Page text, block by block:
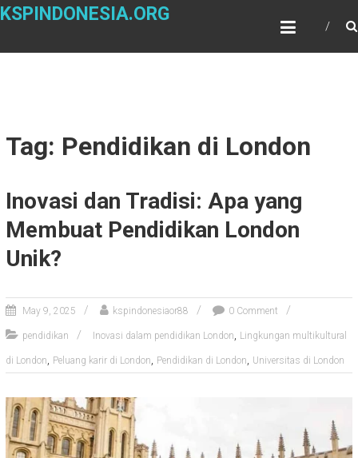
Skip
KSPINDONESIA.ORG
Tag: Pendidikan di London
Inovasi dan Tradisi: Apa yang
Membuat Pendidikan London
Unik?
May 9, 2025 kspindonesiaor88 0 Comment
pendidikan Inovasi dalam pendidikan London, Lingkungan multikultural
di London, Peluang karir di London, Pendidikan di London, Universitas di London